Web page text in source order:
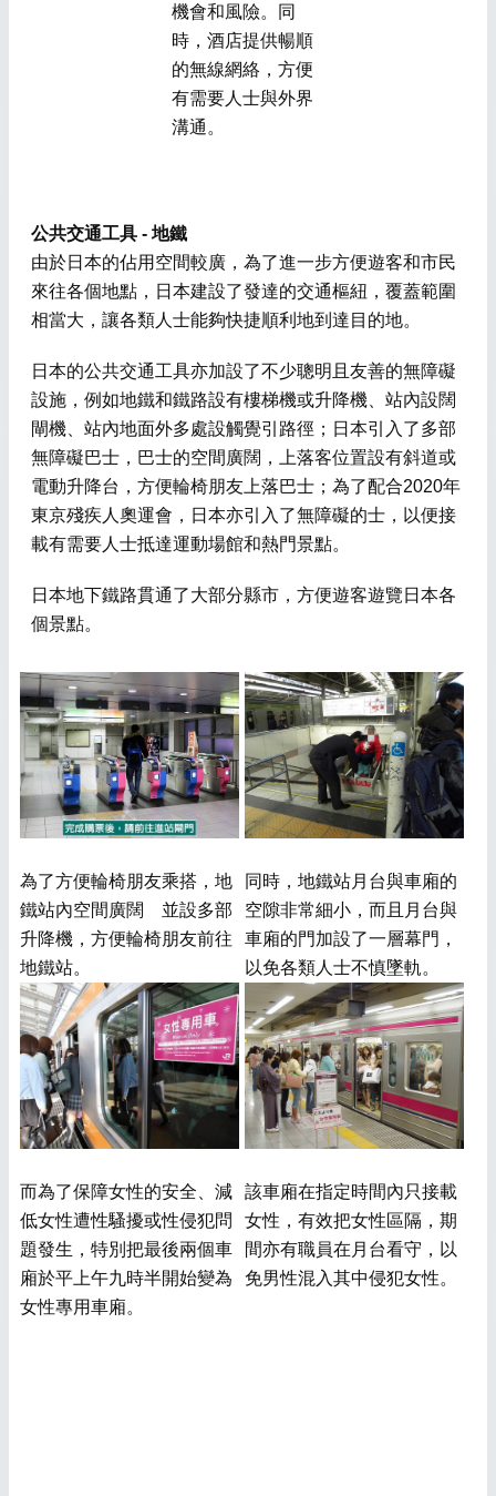
機會和風險。同
時，酒店提供暢順
的無線網絡，方便
有需要人士與外界
溝通。
公共交通工具 - 地鐵
由於日本的佔用空間較廣，為了進一步方便遊客和市民
來往各個地點，日本建設了發達的交通樞紐，覆蓋範圍
相當大，讓各類人士能夠快捷順利地到達目的地。
日本的公共交通工具亦加設了不少聰明且友善的無障礙
設施，例如地鐵和鐵路設有樓梯機或升降機、站內設闊
閘機、站內地面外多處設觸覺引路徑；日本引入了多部
無障礙巴士，巴士的空間廣闊，上落客位置設有斜道或
電動升降台，方便輪椅朋友上落巴士；為了配合2020年
東京殘疾人奧運會，日本亦引入了無障礙的士，以便接
載有需要人士抵達運動場館和熱門景點。
日本地下鐵路貫通了大部分縣市，方便遊客遊覽日本各
個景點。
為了方便輪椅朋友乘搭，地
鐵站內空間廣闊 並設多部
升降機，方便輪椅朋友前往
地鐵站。
同時，地鐵站月台與車廂的
空隙非常細小，而且月台與
車廂的門加設了一層幕門，
以免各類人士不慎墜軌。
而為了保障女性的安全、減
低女性遭性騷擾或性侵犯問
題發生，特別把最後兩個車
廂於平上午九時半開始變為
女性專用車廂。
該車廂在指定時間內只接載
女性，有效把女性區隔，期
間亦有職員在月台看守，以
免男性混入其中侵犯女性。